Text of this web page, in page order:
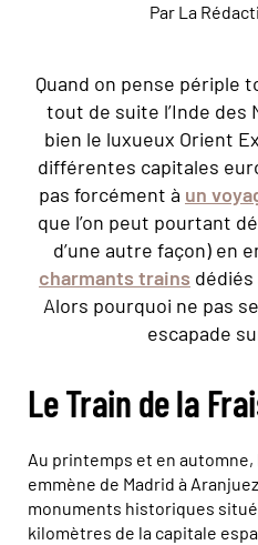
Par La
Quand on pense périple
tout de suite l’Inde des
bien le luxueux Orient
différentes capitales
pas forcément à un
que l’on peut pourtant
d’une autre façon) en
charmants trains
Alors pourquoi ne pas
escapade
Le Train de la
Au printemps et en automne,
emmène de Madrid à
monuments historiques
kilomètres de la capitale